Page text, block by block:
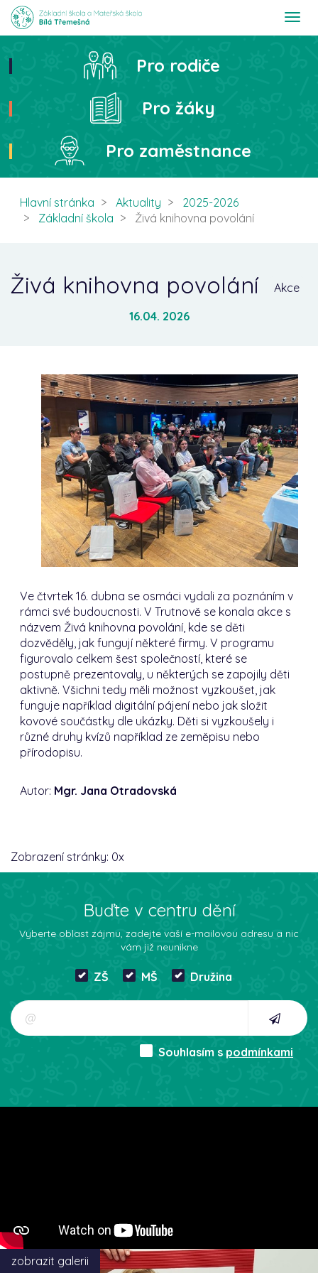
T
t
Hledat
Pro rodiče
Pro žáky
Pro zaměstnance
Hlavní stránka Aktuality
2025-2026
Základní škola
Živá knihovna povolání
Živá knihovna povolání
Akce
16.04. 2026
Ve čtvrtek 16. dubna se osmáci vydali za poznáním v
rámci své budoucnosti. V Trutnově se konala akce s
názvem Živá knihovna povolání, kde se děti
dozvěděly, jak fungují některé firmy. V programu
figurovalo celkem šest společností, které se
postupně prezentovaly, u některých se zapojily děti
aktivně. Všichni tedy měli možnost vyzkoušet, jak
funguje například digitální pájení nebo jak složit
kovové součástky dle ukázky. Děti si vyzkoušely i
různé druhy kvízů například ze zeměpisu nebo
přírodopisu.
Autor: Mgr. Jana Otradovská
Zobrazení stránky: 0x
Buďte v centru dění
Vyberte oblast zájmu, zadejte vaší e-mailovou adresu a nic
vám již neunikne
ZŠ MŠ Družina
Souhlasím s podmínkami
zobrazit galerii